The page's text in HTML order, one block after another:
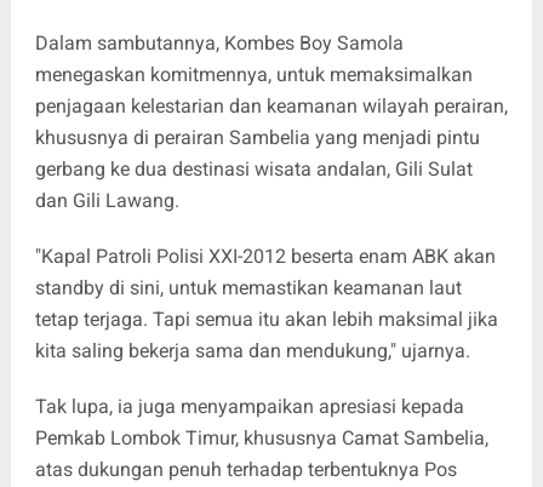
Dalam sambutannya, Kombes Boy Samola
menegaskan komitmennya, untuk memaksimalkan
penjagaan kelestarian dan keamanan wilayah perairan,
khususnya di perairan Sambelia yang menjadi pintu
gerbang ke dua destinasi wisata andalan, Gili Sulat
dan Gili Lawang.
"Kapal Patroli Polisi XXI-2012 beserta enam ABK akan
standby di sini, untuk memastikan keamanan laut
tetap terjaga. Tapi semua itu akan lebih maksimal jika
kita saling bekerja sama dan mendukung," ujarnya.
Tak lupa, ia juga menyampaikan apresiasi kepada
Pemkab Lombok Timur, khususnya Camat Sambelia,
atas dukungan penuh terhadap terbentuknya Pos